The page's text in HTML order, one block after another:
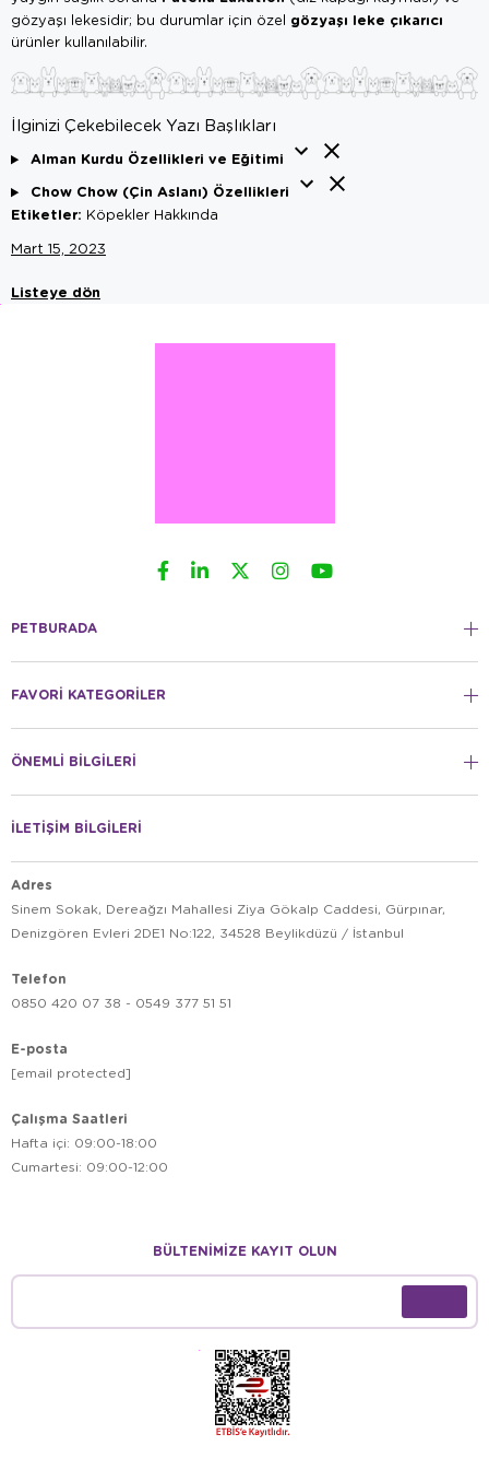
gözyaşı lekesidir; bu durumlar için özel gözyaşı leke çıkarıcı
ürünler kullanılabilir.
İlginizi Çekebilecek Yazı Başlıkları
Alman Kurdu Özellikleri ve Eğitimi
Chow Chow (Çin Aslanı) Özellikleri
Etiketler: Köpekler Hakkında
Mart 15, 2023
Listeye dön
PETBURADA
FAVORİ KATEGORİLER
ÖNEMLİ BİLGİLERİ
İLETİŞİM BİLGİLERİ
Adres
Sinem Sokak, Dereağzı Mahallesi Ziya Gökalp Caddesi, Gürpınar,
Denizgören Evleri 2DE1 No:122, 34528 Beylikdüzü / İstanbul
Telefon
0850 420 07 38 - 0549 377 51 51
E-posta
[email protected]
Çalışma Saatleri
Hafta içi: 09:00-18:00
Cumartesi: 09:00-12:00
BÜLTENİMİZE KAYIT OLUN